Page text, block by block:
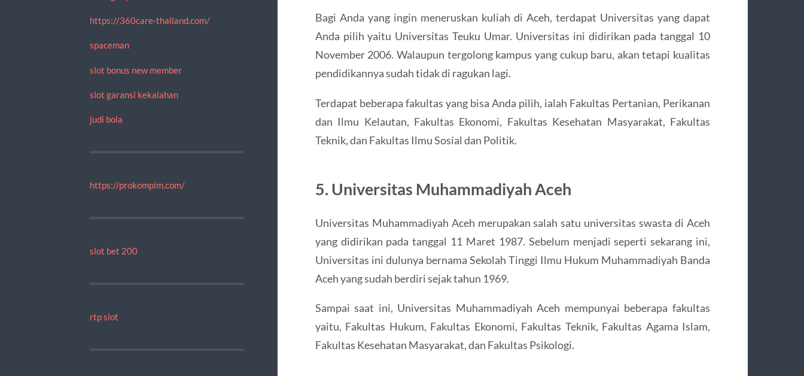
https://360care-thailand.com/
spaceman
slot bonus new member
slot garansi kekalahan
judi bola
https://prokompim.com/
slot bet 200
rtp slot
Bagi Anda yang ingin meneruskan kuliah di Aceh, terdapat Universitas yang dapat
Anda pilih yaitu Universitas Teuku Umar. Universitas ini didirikan pada tanggal 10
November 2006. Walaupun tergolong kampus yang cukup baru, akan tetapi kualitas
pendidikannya sudah tidak di ragukan lagi.
Terdapat beberapa fakultas yang bisa Anda pilih, ialah Fakultas Pertanian, Perikanan
dan Ilmu Kelautan, Fakultas Ekonomi, Fakultas Kesehatan Masyarakat, Fakultas
Teknik, dan Fakultas Ilmu Sosial dan Politik.
5. Universitas Muhammadiyah Aceh
Universitas Muhammadiyah Aceh merupakan salah satu universitas swasta di Aceh
yang didirikan pada tanggal 11 Maret 1987. Sebelum menjadi seperti sekarang ini,
Universitas ini dulunya bernama Sekolah Tinggi Ilmu Hukum Muhammadiyah Banda
Aceh yang sudah berdiri sejak tahun 1969.
Sampai saat ini, Universitas Muhammadiyah Aceh mempunyai beberapa fakultas
yaitu, Fakultas Hukum, Fakultas Ekonomi, Fakultas Teknik, Fakultas Agama Islam,
Fakultas Kesehatan Masyarakat, dan Fakultas Psikologi.